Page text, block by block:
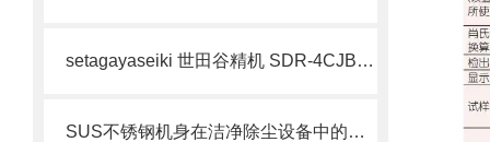
setagayaseiki 世田谷精机 SDR-4CJB-52W 标准内置气缸卡盘 简介
SUS不锈钢机身在洁净除尘设备中的技术应用优势